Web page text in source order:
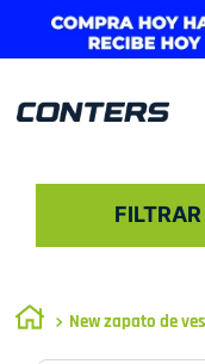
FILTRAR
New zapato de